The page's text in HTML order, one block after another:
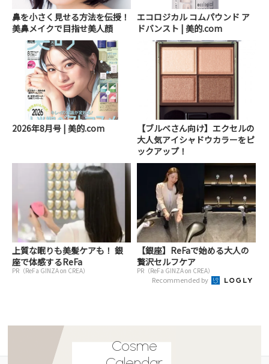
鼻を小さく見せる方法を伝授！
美鼻メイクで目指せ美人顔
エコロジカル コムパウンド ア
ドバンスト | 美的.com
2026年8月号 | 美的.com
【ブルベさん向け】エクセルの
大人気アイシャドウカラーをピ
ックアップ！
上質な眠りも美髪ケアも！ 銀
座で体感するReFa
PR（ReFa GINZA on CREA）
【銀座】ReFaで始める大人の
贅沢セルフケア
PR（ReFa GINZA on CREA）
Recommended by
Cosme